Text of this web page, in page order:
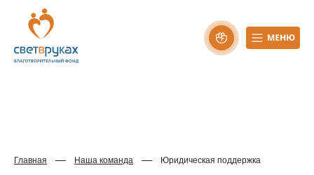
Главная Наша команда Юридическая поддержка